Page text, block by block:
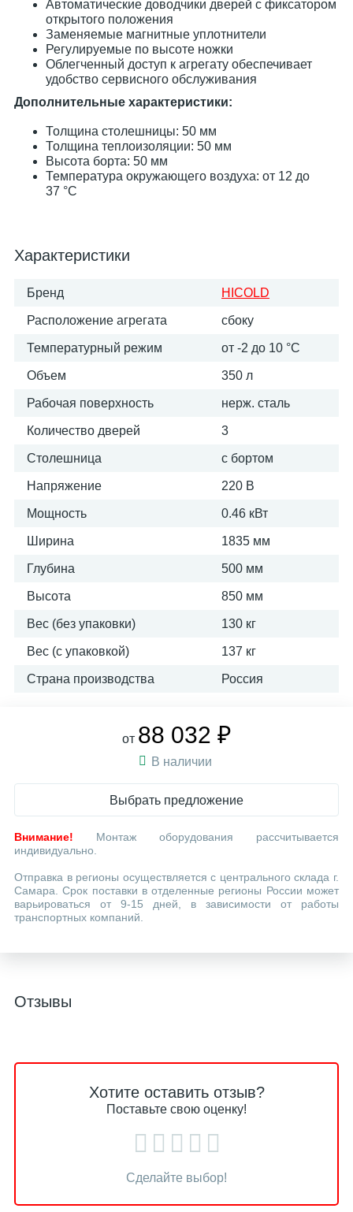
Автоматические доводчики дверей с фиксатором
открытого положения
Заменяемые магнитные уплотнители
Регулируемые по высоте ножки
Облегченный доступ к агрегату обеспечивает
удобство сервисного обслуживания
Дополнительные характеристики:
Толщина столешницы: 50 мм
Толщина теплоизоляции: 50 мм
Высота борта: 50 мм
Температура окружающего воздуха: от 12 до
37 °C
Характеристики
Бренд HICOLD
Расположение агрегата сбоку
Температурный режим от -2 до 10 °С
Объем 350 л
Рабочая поверхность нерж. сталь
Количество дверей 3
Столешница с бортом
Напряжение 220 В
Мощность 0.46 кВт
Ширина 1835 мм
Глубина 500 мм
Высота 850 мм
Вес (без упаковки) 130 кг
Вес (с упаковкой) 137 кг
Страна производства Россия
от 88 032 ₽
В наличии
Выбрать предложение
Внимание! Монтаж оборудования рассчитывается
индивидуально.
Отправка в регионы осуществляется с центрального склада г.
Самара. Срок поставки в отделенные регионы России может
варьироваться от 9-15 дней, в зависимости от работы
транспортных компаний.
Отзывы
Хотите оставить отзыв?
Поставьте свою оценку!
Сделайте выбор!